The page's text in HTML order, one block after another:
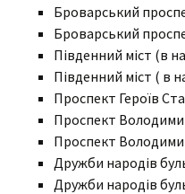
Броварський
Броварський
Південний міст (в
Південний міст ( в
Проспект Героїв
Проспект
Проспект
Дружби народів
Дружби народів